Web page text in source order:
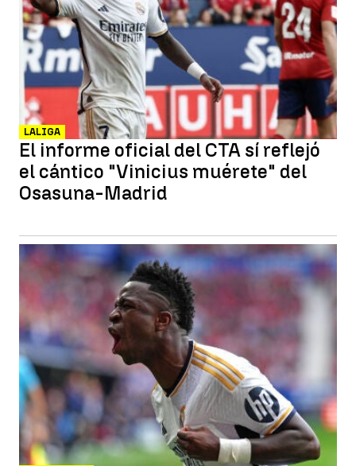
LALIGA
El informe oficial del CTA sí reflejó
el cántico "Vinicius muérete" del
Osasuna-Madrid